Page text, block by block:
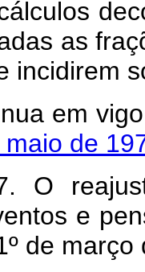
as
incidirem
em
maio de
O
e
de março